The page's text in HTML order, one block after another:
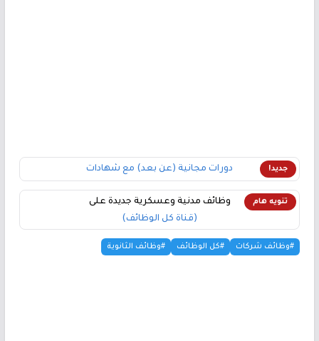
جديد! دورات مجانية (عن بعد) مع شهادات
تنويه هام
وظائف مدنية وعسكرية جديدة على
(قناة كل الوظائف)
#وظائف شركات #كل الوظائف #وظائف الثانوية